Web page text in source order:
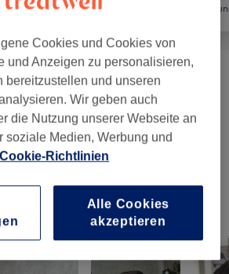
Friseur
ab 10 €
& Stylings (7) ab 18 €
& Stylings (1)
Details
Cookies und Cookies von
und Anzeigen zu personalisieren,
bereitzustellen und unseren
Wir geben auch
die Nutzung unserer Webseite an
soziale Medien, Werbung und
Cookie-Richtlinien
Alle Cookies
akzeptieren